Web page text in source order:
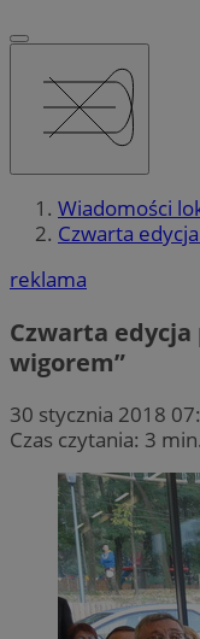
Wiadomości
Czwarta
reklama
Czwarta edycja
wigorem”
30 stycznia 2018
Czas czytania: 3 min.